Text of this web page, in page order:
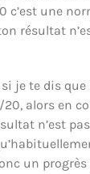
c’est une
résultat
je te dis
20, alors en
n’est
un